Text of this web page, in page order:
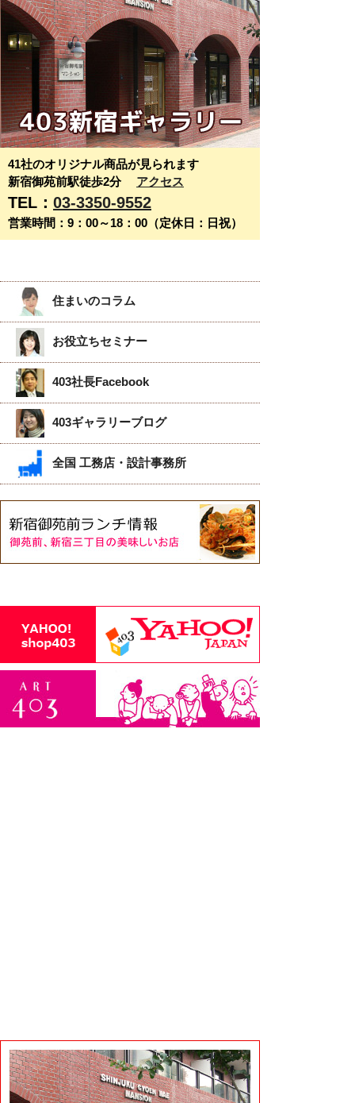
41社のオリジナル商品が見られます
新宿御苑前駅徒歩2分 アクセス
TEL： 03-3350-9552
営業時間：9：00～18：00（定休日：日祝）
住まいのコラム
お役立ちセミナー
403社長Facebook
403ギャラリーブログ
全国 工務店・設計事務所